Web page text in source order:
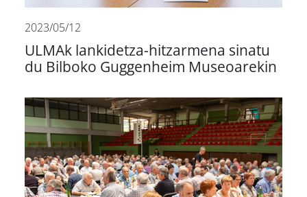
2023/05/12
ULMAk lankidetza-hitzarmena sinatu
du Bilboko Guggenheim Museoarekin